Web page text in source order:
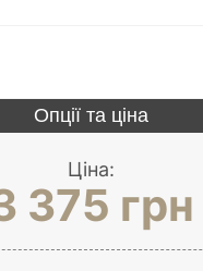
Опції та ціна
Ціна:
375 грн